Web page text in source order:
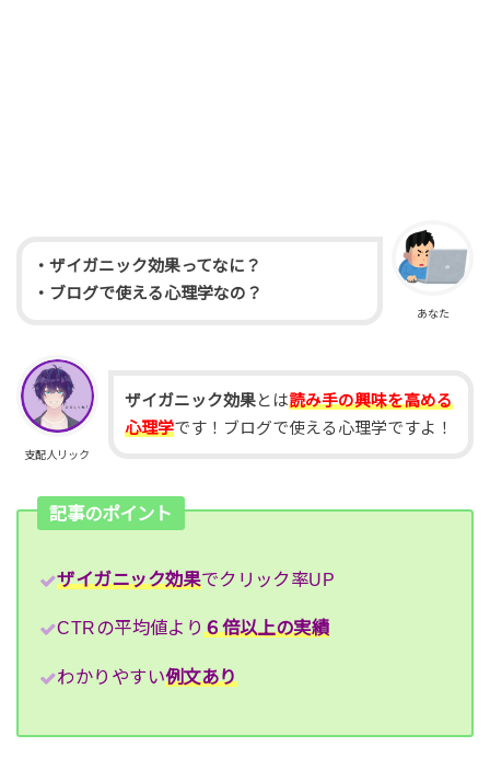
あなた
・ザイガニック効果ってなに？
・ブログで使える心理学なの？
支配人リック
ザイガニック効果とは読み手の興味を高める
心理学です！ブログで使える心理学ですよ！
記事のポイント
ザイガニック効果でクリック率UP
CTRの平均値より６倍以上の実績
わかりやすい例文あり